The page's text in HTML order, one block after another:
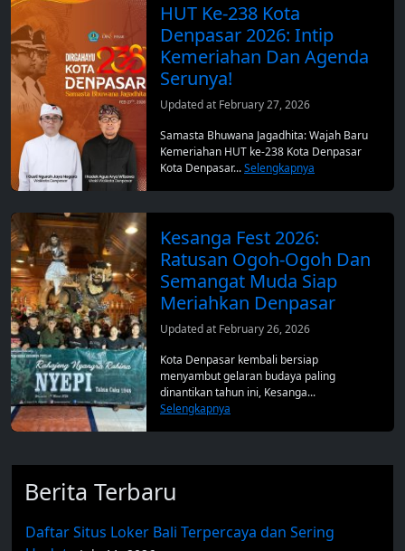
HUT Ke-238 Kota
Denpasar 2026: Intip
Kemeriahan Dan Agenda
Serunya!
Updated at February 27, 2026
Samasta Bhuwana Jagadhita: Wajah Baru
Kemeriahan HUT ke-238 Kota Denpasar
Kota Denpasar...Selengkapnya
Kesanga Fest 2026:
Ratusan Ogoh-Ogoh Dan
Semangat Muda Siap
Meriahkan Denpasar
Updated at February 26, 2026
Kota Denpasar kembali bersiap
menyambut gelaran budaya paling
dinantikan tahun ini, Kesanga...
Selengkapnya
Berita Terbaru
Daftar Situs Loker Bali Terpercaya dan Sering